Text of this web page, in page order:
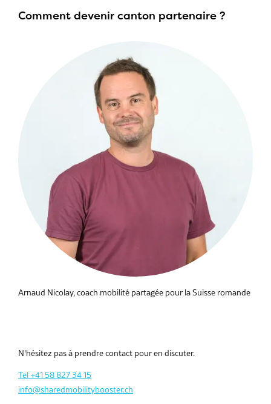
Comment devenir canton partenaire ?
Arnaud Nicolay, coach mobilité partagée pour la Suisse romande
N'hésitez pas à prendre contact pour en discuter.
Tel +41 58 827 34 15
info@sharedmobilitybooster.ch